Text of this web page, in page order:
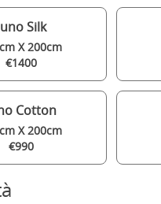
Silk
X 200cm
€1400
Cotton
X 200cm
€990